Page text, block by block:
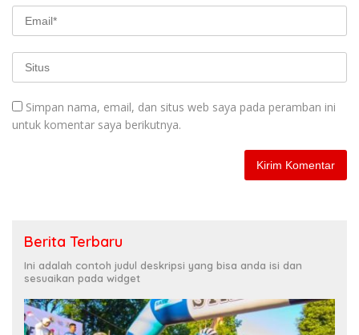
Simpan nama, email, dan situs web saya pada peramban ini
untuk komentar saya berikutnya.
Berita Terbaru
Ini adalah contoh judul deskripsi yang bisa anda isi dan
sesuaikan pada widget